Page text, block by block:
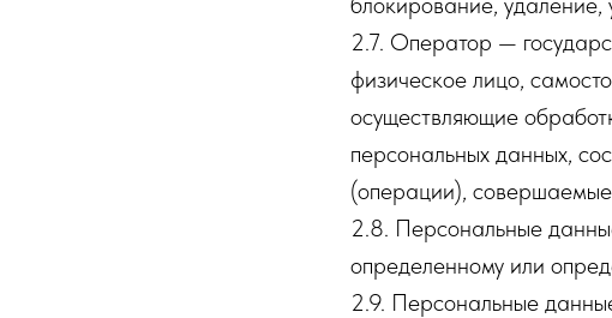
2.7. Оператор —
физическое лицо,
осуществляющие
персональных данных,
(операции),
2.8. Персональные
определенному или
2.9. Персональные